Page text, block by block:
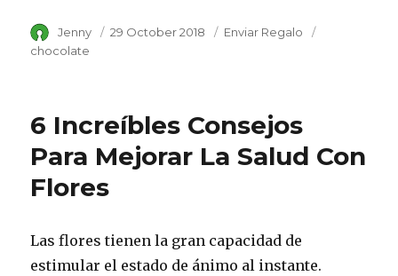
Author
Jenny
Posted
29 October 2018 Category
Enviar Regalo
chocolate
6 Increíbles Consejos
Para Mejorar La Salud Con
Flores
Las flores tienen la gran capacidad de
estimular el estado de ánimo al instante.